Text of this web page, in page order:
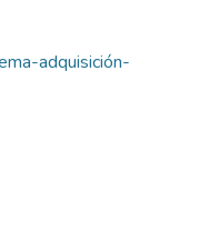
adquisición-